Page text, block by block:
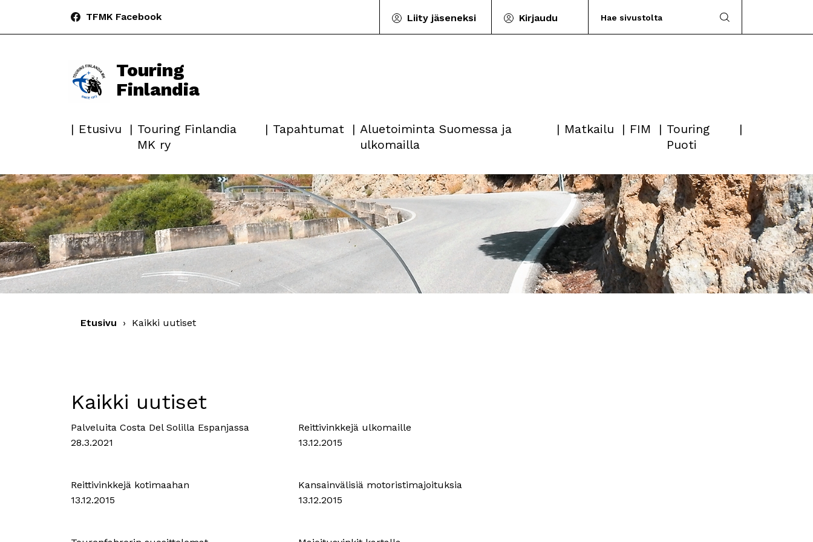
Touring
Finlandia
TFMK Facebook Liity jäseneksi Kirjaudu
Etusivu
Touring Finlandia
MK ry
Tapahtumat
Aluetoiminta Suomessa ja
ulkomailla
Matkailu FIM
Touring
Puoti
Etusivu › Kaikki uutiset
Kaikki uutiset
Palveluita Costa Del Solilla Espanjassa
28.3.2021
Reittivinkkejä ulkomaille
13.12.2015
Reittivinkkejä kotimaahan
13.12.2015
Kansainvälisiä motoristimajoituksia
13.12.2015